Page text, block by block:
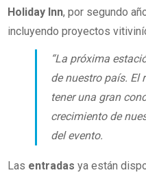
Holiday Inn, por segundo
incluyendo proyectos
“La próxima
de nuestro país. El
tener una gran
crecimiento de
del evento.
Las entradas ya están